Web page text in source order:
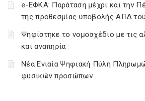
e-ΕΦΚΑ: Παράταση μέχρι και την
της προθεσμίας υποβολής ΑΠΔ
Ψηφίστηκε το νομοσχέδιο με τις
και αναπηρία
Νέα Ενιαία Ψηφιακή Πύλη
φυσικών προσώπων